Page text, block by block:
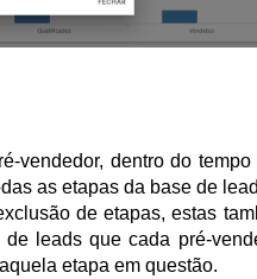
vendedor, dentro do tempo
as etapas da base de
de etapas, estas
leads que cada pré-
etapa em questão.